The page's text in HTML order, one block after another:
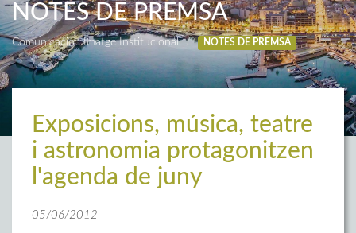
NOTES DE PREMSA
Comunicació i Imatge Institucional NOTES DE PREMSA
Exposicions, música, teatre
i astronomia protagonitzen
l'agenda de juny
05/06/2012